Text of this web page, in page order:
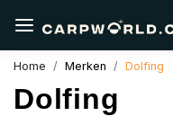
Home Merken Dolfing
Dolfing